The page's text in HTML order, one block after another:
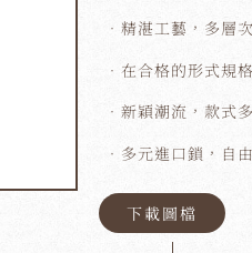
．精湛工藝，多層
．在合格的形式規
．新穎潮流，款式
．多元進口鎖，自
下載圖檔